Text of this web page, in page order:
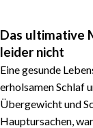
Das ultimative
leider nicht
Eine gesunde
erholsamen Schlaf
Übergewicht und
Hauptursachen,